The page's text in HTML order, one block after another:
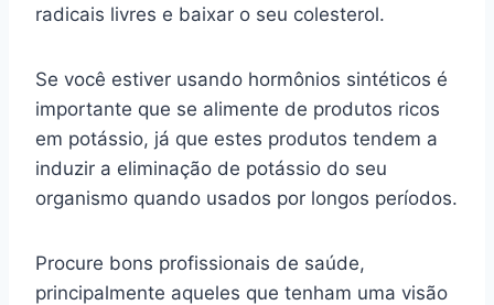
radicais livres e baixar o seu colesterol.
Se você estiver usando hormônios sintéticos é
importante que se alimente de produtos ricos
em potássio, já que estes produtos tendem a
induzir a eliminação de potássio do seu
organismo quando usados por longos períodos.
Procure bons profissionais de saúde,
principalmente aqueles que tenham uma visão